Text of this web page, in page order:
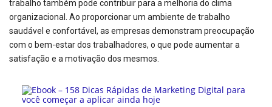
trabalho também pode contribuir para a melhoria do clima
organizacional. Ao proporcionar um ambiente de trabalho
saudável e confortável, as empresas demonstram preocupação
com o bem-estar dos trabalhadores, o que pode aumentar a
satisfação e a motivação dos mesmos.